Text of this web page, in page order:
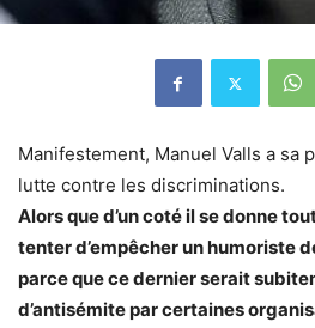
Manifestement, Manuel Valls a sa
lutte contre les discriminations.
Alors que d’un coté il se donne
tenter d’empêcher un humoriste
parce que ce dernier serait
d’antisémite par certaines